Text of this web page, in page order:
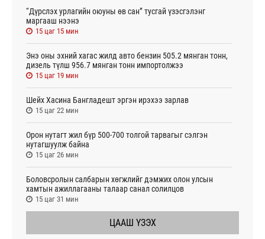
“Дүрслэх урлагийн оюуны өв сан” тусгай үзэсгэлэнг
маргааш нээнэ
15 цаг 15 мин
Энэ оны эхний хагас жилд авто бензин 505.2 мянган тонн,
дизель түлш 956.7 мянган тонн импортолжээ
15 цаг 19 мин
Шейх Хасина Бангладешт эргэн ирэхээ зарлав
15 цаг 22 мин
Орон нутагт жил бүр 500-700 толгой тарвагыг сэлгэн
нутагшуулж байна
15 цаг 26 мин
Боловсролын салбарын хөгжлийг дэмжих олон улсын
хамтын ажиллагааны талаар санал солилцов
15 цаг 31 мин
ЦААШ ҮЗЭХ